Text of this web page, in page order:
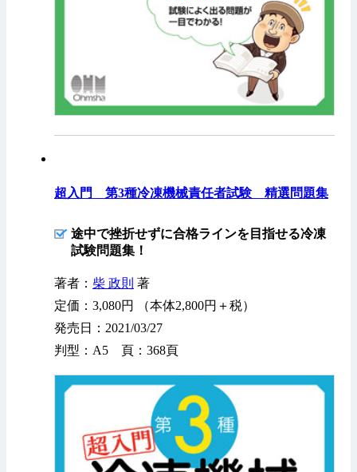
超入門 第3種冷凍機械責任者試験 精選問題集
途中で挫折せずに合格ラインを目指せる冷凍
試験問題集！
著者： 柴 政則 著
定価：3,080円 （本体2,800円＋税）
発売日：2021/03/27
判型：A5 頁：368頁